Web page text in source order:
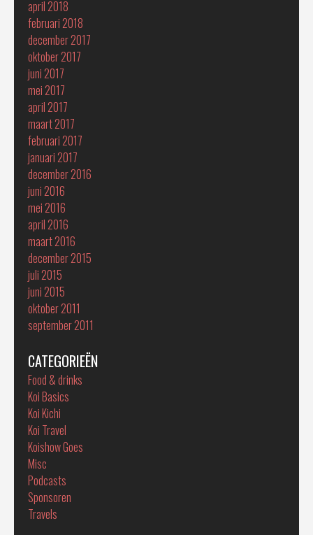
april 2018
februari 2018
december 2017
oktober 2017
juni 2017
mei 2017
april 2017
maart 2017
februari 2017
januari 2017
december 2016
juni 2016
mei 2016
april 2016
maart 2016
december 2015
juli 2015
juni 2015
oktober 2011
september 2011
CATEGORIEËN
Food & drinks
Koi Basics
Koi Kichi
Koi Travel
Koishow Goes
Misc
Podcasts
Sponsoren
Travels